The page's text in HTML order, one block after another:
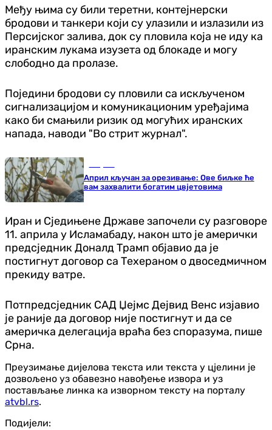
Међу њима су били теретни, контејнерски
бродови и танкери који су улазили и излазили из
Персијског залива, док су пловила која не иду ка
иранским лукама изузета од блокаде и могу
слободно да пролазе.
Поједини бродови су пловили са искљученом
сигнализацијом и комуникационим уређајима
како би смањили ризик од могућих иранских
напада, наводи "Во стрит журнал".
Април кључан за орезивање: Ове биљке ће
вам захвалити богатим цвјетовима
Иран и Сједињене Државе започели су разговоре
11. априла у Исламабаду, након што је амерички
предсједник Доналд Трамп објавио да је
постигнут договор са Техераном о двоседмичном
прекиду ватре.
Потпредсједник САД Џејмс Дејвид Венс изјавио
је раније да договор није постигнут и да се
америчка делегација враћа без споразума, пише
Срна.
Преузимање дијелова текста или текста у цјелини је
дозвољено уз обавезно навођење извора и уз
постављање линка ка изворном тексту на порталу
atvbl.rs.
Подијели: